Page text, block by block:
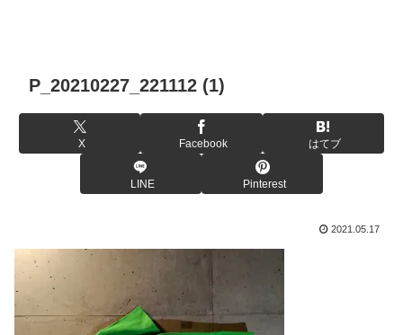
P_20210227_221112 (1)
X Facebook はてブ
LINE Pinterest
2021.05.17